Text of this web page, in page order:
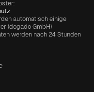
automatisch einige
(dogado GmbH)
werden nach 24 Stunden